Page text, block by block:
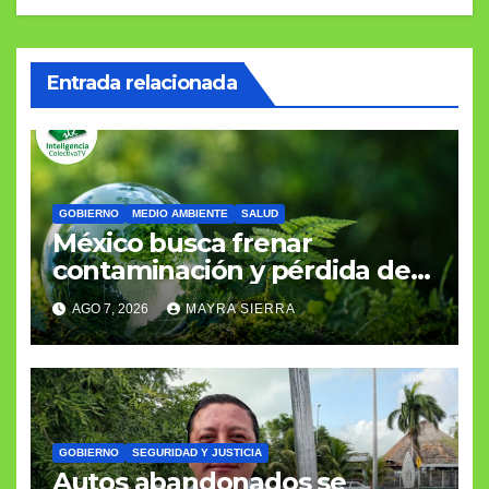
Entrada relacionada
GOBIERNO MEDIO AMBIENTE SALUD
México busca frenar
contaminación y pérdida de
biodiversidad
AGO 7, 2026 MAYRA SIERRA
GOBIERNO SEGURIDAD Y JUSTICIA
Autos abandonados se